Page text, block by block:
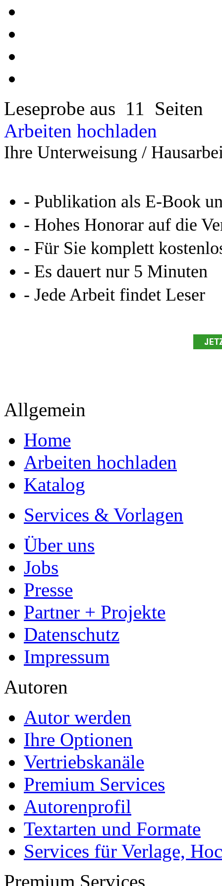
Leseprobe aus 11 Seiten
Arbeiten hochladen
Ihre Unterweisung /
- Publikation als E-Book
- Hohes Honorar auf die
- Für Sie komplett
- Es dauert nur 5 Minuten
- Jede Arbeit findet Leser
Allgemein
Home
Arbeiten hochladen
Katalog
Services & Vorlagen
Über uns
Jobs
Presse
Partner + Projekte
Datenschutz
Impressum
Autoren
Autor werden
Ihre Optionen
Vertriebskanäle
Premium Services
Autorenprofil
Textarten und Formate
Services für Verlage,
Premium Services